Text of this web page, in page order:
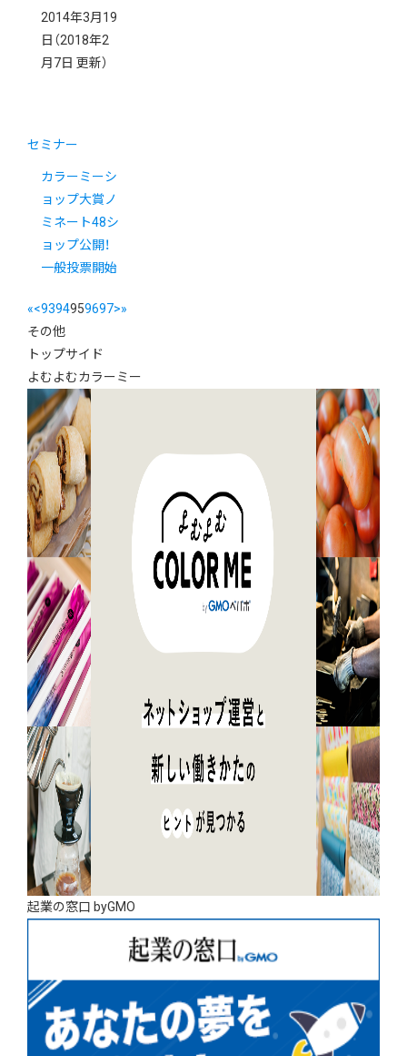
2014年3月19
日 （2018年2
月7日 更新）
セミナー
カラーミーシ
ョップ大賞ノ
ミネート48シ
ョップ公開！
一般投票開始
«<9394959697>»
その他
トップサイド
よむよむカラーミー
起業の窓口 byGMO